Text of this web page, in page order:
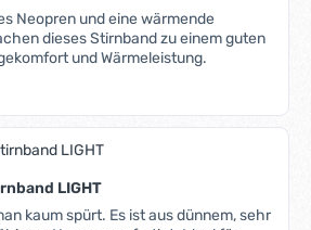
Neopren und eine wärmende
dieses Stirnband zu einem guten
und Wärmeleistung.
LIGHT
kaum spürt. Es ist aus dünnem, sehr